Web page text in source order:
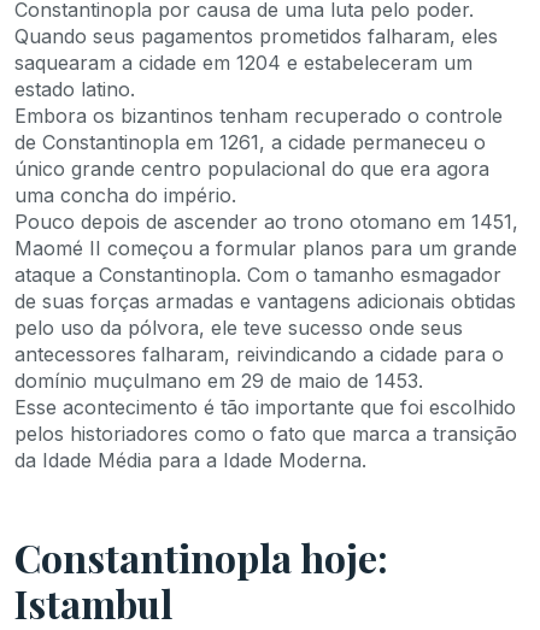
Constantinopla por causa de uma luta pelo poder.
Quando seus pagamentos prometidos falharam, eles
saquearam a cidade em 1204 e estabeleceram um
estado latino.
Embora os bizantinos tenham recuperado o controle
de Constantinopla em 1261, a cidade permaneceu o
único grande centro populacional do que era agora
uma concha do império.
Pouco depois de ascender ao trono otomano em 1451,
Maomé II começou a formular planos para um grande
ataque a Constantinopla. Com o tamanho esmagador
de suas forças armadas e vantagens adicionais obtidas
pelo uso da pólvora, ele teve sucesso onde seus
antecessores falharam, reivindicando a cidade para o
domínio muçulmano em 29 de maio de 1453.
Esse acontecimento é tão importante que foi escolhido
pelos historiadores como o fato que marca a transição
da Idade Média para a Idade Moderna.
Constantinopla hoje:
Istambul